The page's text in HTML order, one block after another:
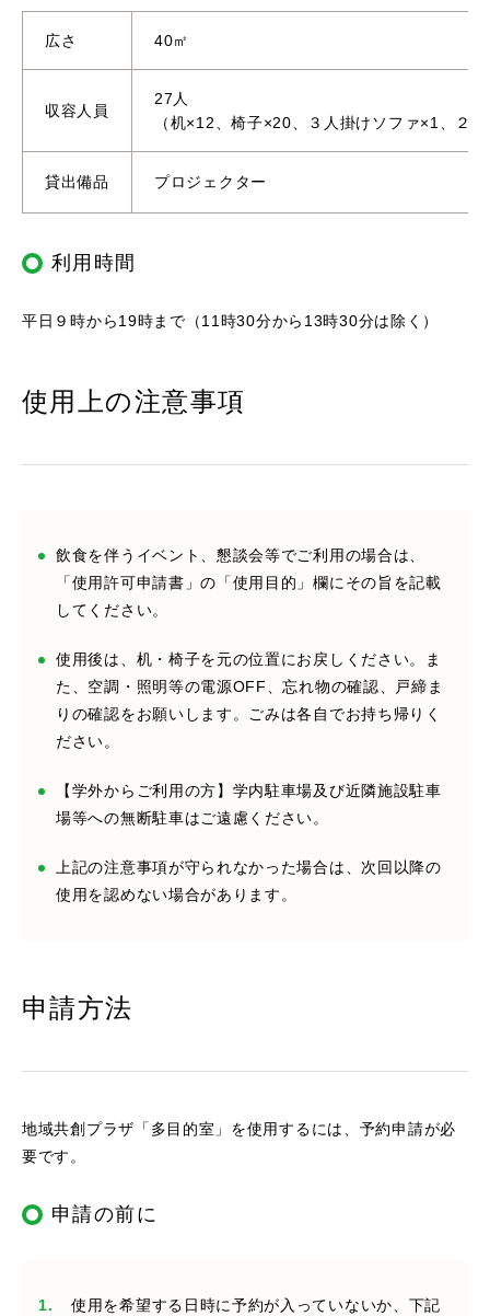
広さ 40㎡
収容人員
27人
（机×12、椅子×20、３人掛けソファ×1、２
貸出備品 プロジェクター
利用時間
平日９時から19時まで（11時30分から13時30分は除く）
使用上の注意事項
飲食を伴うイベント、懇談会等でご利用の場合は、
「使用許可申請書」の「使用目的」欄にその旨を記載
してください。
使用後は、机・椅子を元の位置にお戻しください。ま
た、空調・照明等の電源OFF、忘れ物の確認、戸締ま
りの確認をお願いします。ごみは各自でお持ち帰りく
ださい。
【学外からご利用の方】学内駐車場及び近隣施設駐車
場等への無断駐車はご遠慮ください。
上記の注意事項が守られなかった場合は、次回以降の
使用を認めない場合があります。
申請方法
地域共創プラザ「多目的室」を使用するには、予約申請が必
要です。
申請の前に
使用を希望する日時に予約が入っていないか、下記